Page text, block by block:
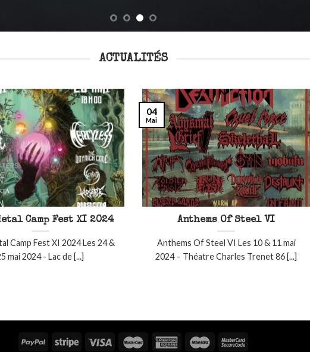
ACTUALITÉS
Camp Fest XI 2024
Camp Fest XI 2024 Les 24 &
mai 2024 - Lac de [...]
Anthems Of Steel VI
Anthems Of Steel VI Les 10 & 11 mai
2024 – Théatre Charles Trenet 86 [...]
04
Mai